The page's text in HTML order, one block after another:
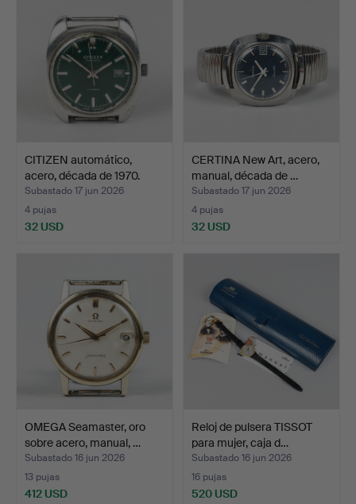
CITIZEN automático,
acero, década de 1970.
Subastado 17 jun 2026
4 pujas
32 USD
CERTINA New Art, acero,
manual, década de …
Subastado 17 jun 2026
4 pujas
32 USD
OMEGA Seamaster, oro
sobre acero, manual, …
Subastado 16 jun 2026
13 pujas
412 USD
Reloj de pulsera TISSOT
para mujer, caja d…
Subastado 16 jun 2026
16 pujas
520 USD